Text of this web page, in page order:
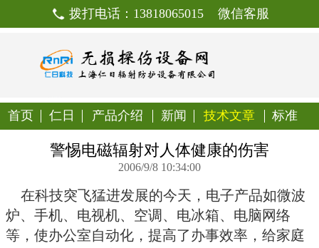
拨打电话：13818065015
产品介绍
警惕电磁辐射对人体健
2006/9/8 10:34:00